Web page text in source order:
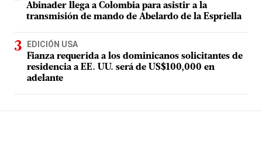
Abinader llega a Colombia para asistir a la
transmisión de mando de Abelardo de la Espriella
EDICIÓN USA
Fianza requerida a los dominicanos solicitantes de
residencia a EE. UU. será de US$100,000 en
adelante